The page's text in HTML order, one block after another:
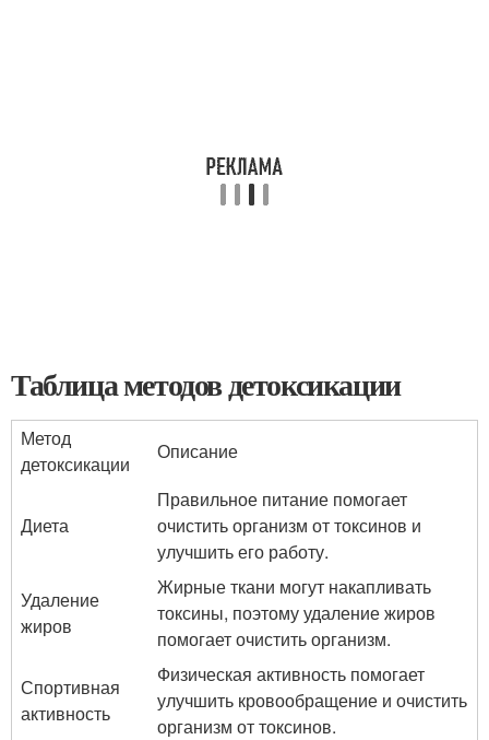
Таблица методов детоксикации
Метод
детоксикации
Описание
Диета
Правильное питание помогает
очистить организм от токсинов и
улучшить его работу.
Удаление
жиров
Жирные ткани могут накапливать
токсины, поэтому удаление жиров
помогает очистить организм.
Спортивная
активность
Физическая активность помогает
улучшить кровообращение и очистить
организм от токсинов.